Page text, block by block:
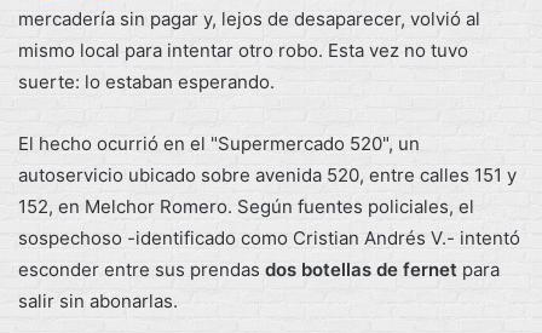
mercadería sin pagar y, lejos de desaparecer, volvió al
mismo local para intentar otro robo. Esta vez no tuvo
suerte: lo estaban esperando.
El hecho ocurrió en el "Supermercado 520", un
autoservicio ubicado sobre avenida 520, entre calles 151 y
152, en Melchor Romero. Según fuentes policiales, el
sospechoso -identificado como Cristian Andrés V.- intentó
esconder entre sus prendas dos botellas de fernet para
salir sin abonarlas.